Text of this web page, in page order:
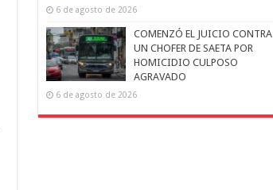
6 de agosto de 2026
COMENZÓ EL JUICIO CONTRA
UN CHOFER DE SAETA POR
HOMICIDIO CULPOSO
AGRAVADO
6 de agosto de 2026